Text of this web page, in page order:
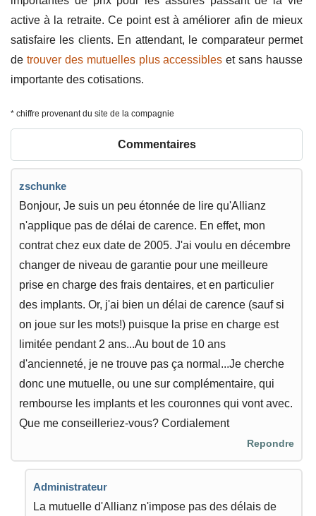
active à la retraite. Ce point est à améliorer afin de mieux
satisfaire les clients. En attendant, le comparateur permet
de trouver des mutuelles plus accessibles et sans hausse
importante des cotisations.
* chiffre provenant du site de la compagnie
Commentaires
zschunke
Bonjour, Je suis un peu étonnée de lire qu'Allianz
n'applique pas de délai de carence. En effet, mon
contrat chez eux date de 2005. J'ai voulu en décembre
changer de niveau de garantie pour une meilleure
prise en charge des frais dentaires, et en particulier
des implants. Or, j'ai bien un délai de carence (sauf si
on joue sur les mots!) puisque la prise en charge est
limitée pendant 2 ans...Au bout de 10 ans
d'ancienneté, je ne trouve pas ça normal...Je cherche
donc une mutuelle, ou une sur complémentaire, qui
rembourse les implants et les couronnes qui vont avec.
Que me conseilleriez-vous? Cordialement
Repondre
Administrateur
La mutuelle d'Allianz n'impose pas des délais de